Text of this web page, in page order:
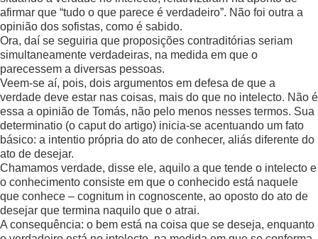
afirmar que “tudo o que parece é verdadeiro”. Não foi outra a
opinião dos sofistas, como é sabido.
Ora, daí se seguiria que proposições contraditórias seriam
simultaneamente verdadeiras, na medida em que o
parecessem a diversas pessoas.
Veem-se aí, pois, dois argumentos em defesa de que a
verdade deve estar nas coisas, mais do que no intelecto. Não é
essa a opinião de Tomás, não pelo menos nesses termos. Sua
determinatio (o caput do artigo) inicia-se acentuando um fato
básico: a intentio própria do ato de conhecer, aliás diferente do
ato de desejar.
Chamamos verdade, disse ele, aquilo a que tende o intelecto e
o conhecimento consiste em que o conhecido está naquele
que conhece – cognitum in cognoscente, ao oposto do ato de
desejar que termina naquilo que o atrai.
A consequência: o bem está na coisa que se deseja, enquanto